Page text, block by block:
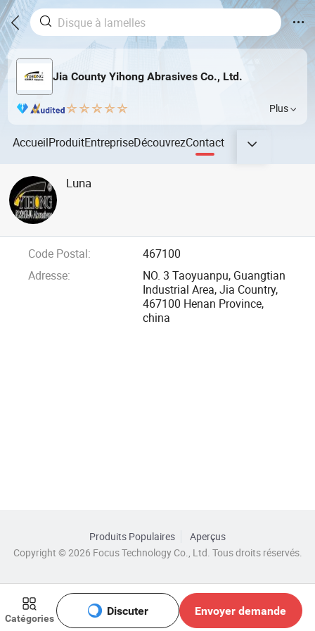
Jia County Yihong Abrasives Co., Ltd.
Plus
AccueilProduitEntrepriseDécouvrezContact
Catégories
Discuter Envoyer demande
Luna
Code Postal:
467100
Adresse:
NO. 3 Taoyuanpu, Guangtian
Industrial Area, Jia Country,
467100 Henan Province,
china
Produits Populaires
Aperçus
Copyright © 2026 Focus Technology Co., Ltd. Tous droits réservés.